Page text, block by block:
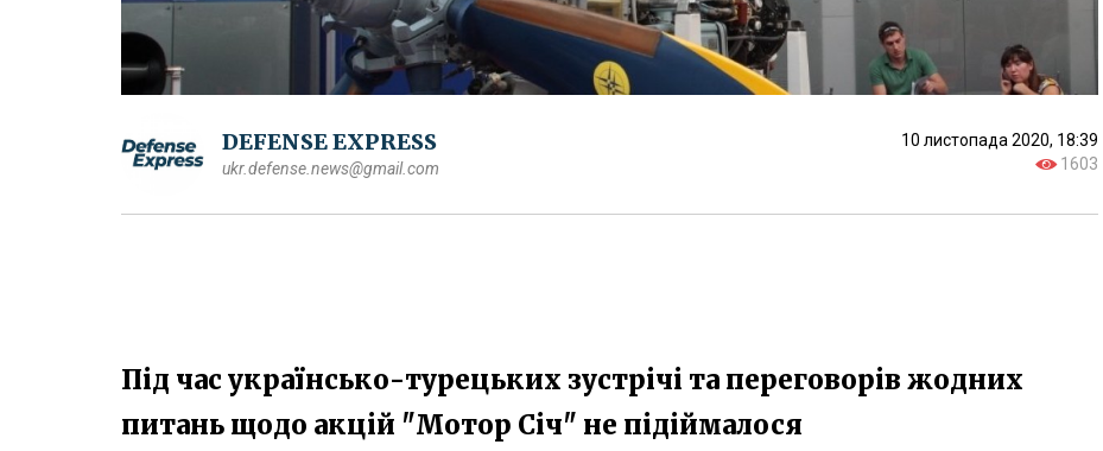
DEFENSE EXPRESS
ukr.defense.news@gmail.com
10 листопада 2020, 18:39
1603
Під час українсько-турецьких зустрічі та переговорів жодних
питань щодо акцій "Мотор Січ" не підіймалося